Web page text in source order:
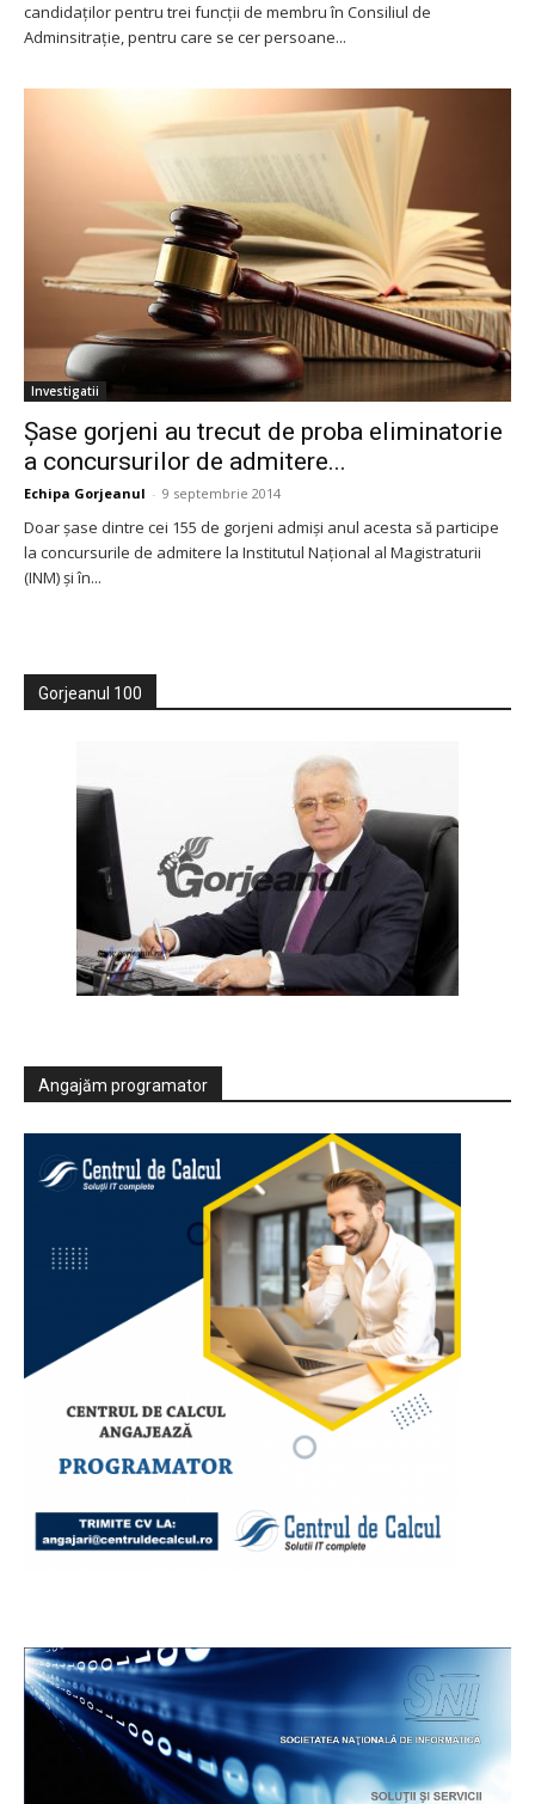
candidaţilor pentru trei funcţii de membru în Consiliul de
Adminsitraţie, pentru care se cer persoane...
Investigatii
Şase gorjeni au trecut de proba eliminatorie
a concursurilor de admitere...
Echipa Gorjeanul - 9 septembrie 2014
Doar şase dintre cei 155 de gorjeni admişi anul acesta să participe
la concursurile de admitere la Institutul Naţional al Magistraturii
(INM) şi în...
Gorjeanul 100
Angajăm programator